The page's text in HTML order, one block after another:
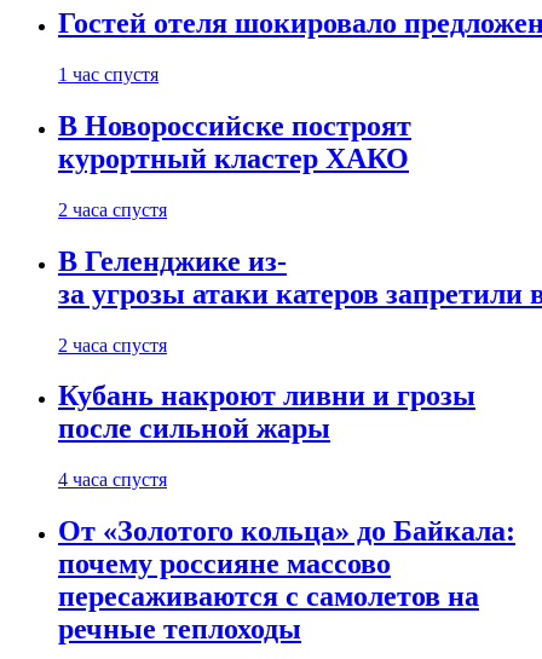
Гостей отеля шокировало
1 час спустя
В Новороссийске построят
курортный кластер ХАКО
2 часа спустя
В Геленджике из-
за угрозы атаки катеров запретили
2 часа спустя
Кубань накроют ливни и грозы
после сильной жары
4 часа спустя
От «Золотого кольца» до Байкала:
почему россияне массово
пересаживаются с самолетов на
речные теплоходы